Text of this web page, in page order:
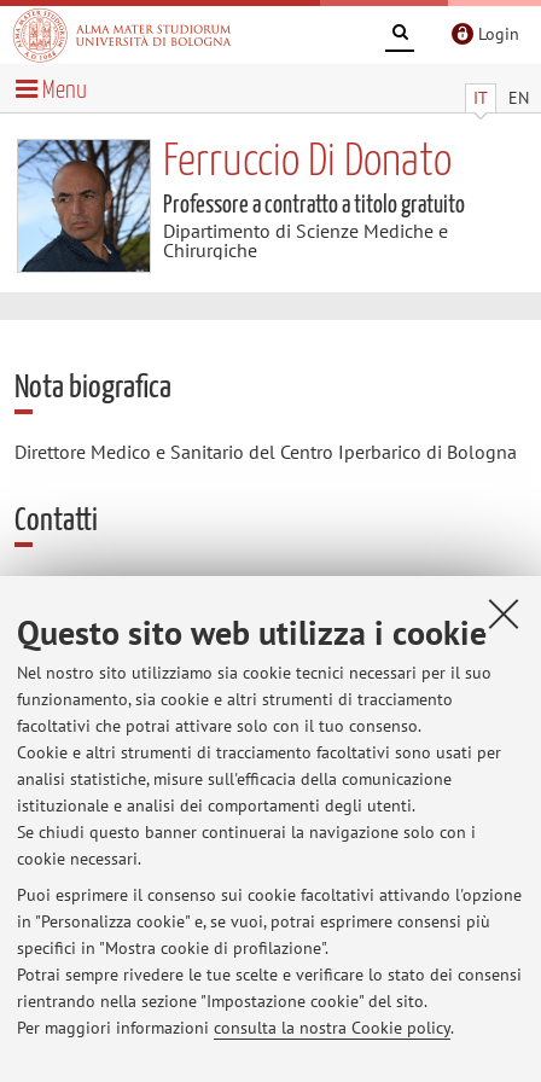
Questo sito web utilizza i cookie
Nel nostro sito utilizziamo sia cookie tecnici necessari per il suo
funzionamento, sia cookie e altri strumenti di tracciamento
facoltativi che potrai attivare solo con il tuo consenso.
Cookie e altri strumenti di tracciamento facoltativi sono usati per
analisi statistiche, misure sull'efficacia della comunicazione
istituzionale e analisi dei comportamenti degli utenti.
Se chiudi questo banner continuerai la navigazione solo con i
cookie necessari.
Puoi esprimere il consenso sui cookie facoltativi attivando l'opzione
in "Personalizza cookie" e, se vuoi, potrai esprimere consensi più
specifici in "Mostra cookie di profilazione".
Potrai sempre rivedere le tue scelte e verificare lo stato dei consensi
rientrando nella sezione "Impostazione cookie" del sito.
Per maggiori informazioni consulta la nostra Cookie policy.
Login
IT EN
Menu
Ferruccio Di Donato
Professore a contratto a titolo gratuito
Dipartimento di Scienze Mediche e
Chirurgiche
Nota biografica
Direttore Medico e Sanitario del Centro Iperbarico di Bologna
Contatti
E-mail:
ferruccio.didonato@unibo.it
Fax:
+39 051 768691
Altri contatti
Web:
Vai al sito personale
Dipartimento di Scienze Mediche e Chirurgiche
Via Massarenti 9, Bologna -
Vai alla mappa
Ultimi avvisi
Al momento non sono presenti avvisi.